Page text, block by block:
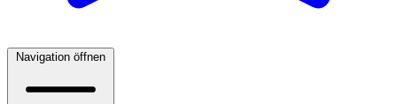
Navigation öffnen